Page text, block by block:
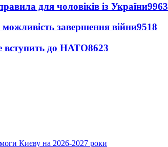
для чоловіків із України9963
завершення війни9518
вступить до НАТО8623